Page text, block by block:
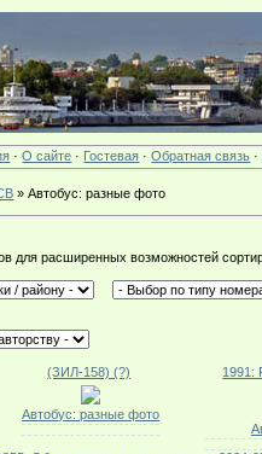
·О сайте · Гостевая ·Обратная связь ·
» Автобус: разные фото
для расширенных возможностей
(ЗИЛ-158) (?)
Автобус: разные фото
1991: